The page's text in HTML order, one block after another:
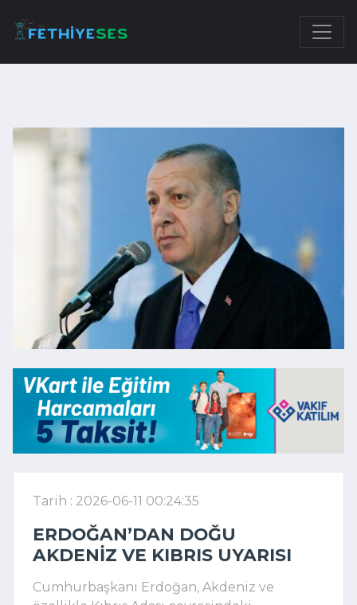
Tarih : 2026-06-11 00:24:35
ERDOĞAN’DAN DOĞU
AKDENIZ VE KIBRIS UYARISI
Cumhurbaşkanı Erdoğan, Akdeniz ve